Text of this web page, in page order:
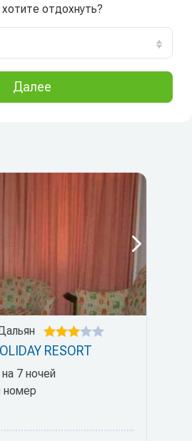
отдохнуть?
Далее
RESORT
7 ночей
номер